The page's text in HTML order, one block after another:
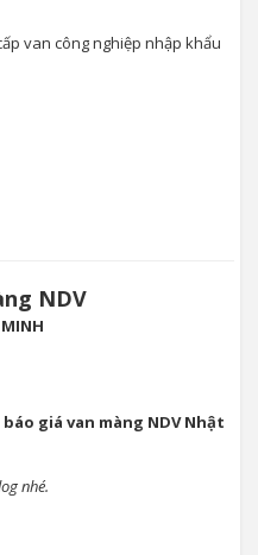
van công nghiệp nhập khẩu
NDV
giá van màng NDV Nhật
nhé.